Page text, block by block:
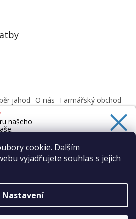
cookie. Dalším
vyjadřujete souhlas s jejich
Nastavení
jahod O nás
Farmářský obchod
podmínky
osobních údajů dle GDPR
- Objednat a vyzvednout
našeho
osobních údajů